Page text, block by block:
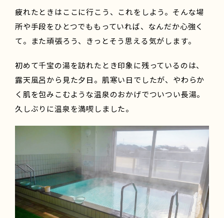
疲れたときはここに行こう、これをしよう。そんな場
所や手段をひとつでももっていれば、なんだか心強く
て。また頑張ろう、きっとそう思える気がします。
初めて千宝の湯を訪れたとき印象に残っているのは、
露天風呂から見た夕日。肌寒い日でしたが、やわらか
く肌を包みこむような温泉のおかげでついつい長湯。
久しぶりに温泉を満喫しました。